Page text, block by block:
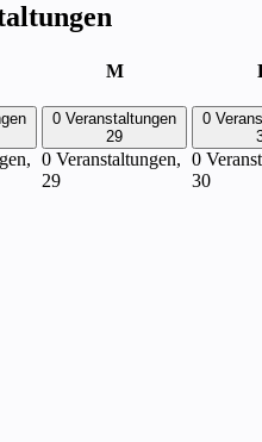
MMittwoch
0 Veranstaltungen
29
0 Veranstaltungen,
29
0
0
30